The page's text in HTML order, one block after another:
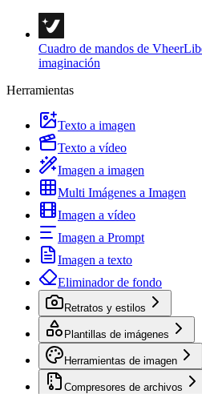
Cuadro de mandos de Vheer
imaginación
Herramientas
Texto a imagen
Texto a vídeo
Imagen a imagen
Multi Imágenes a Imagen
Imagen a vídeo
Imagen a Prompt
Imagen a texto
Eliminador de fondo
Retratos y estilos
Plantillas de imágenes
Herramientas de imagen
Compresores de archivos